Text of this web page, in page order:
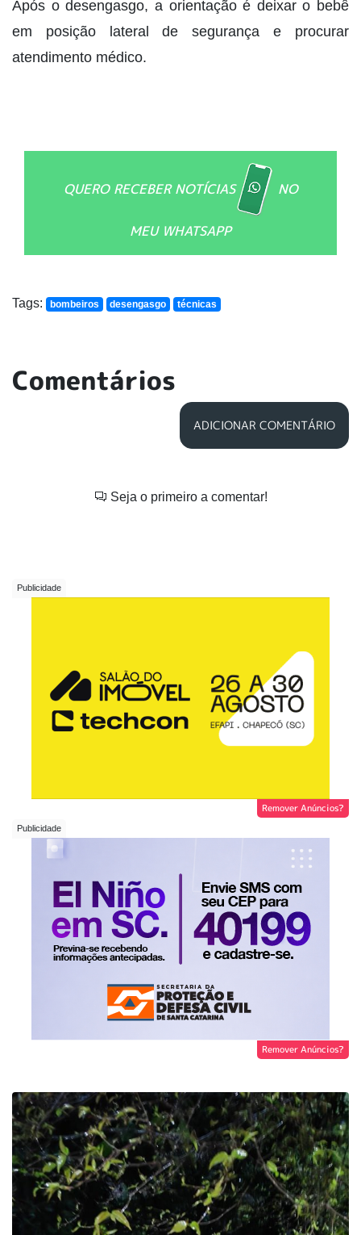
Após o desengasgo, a orientação é deixar o bebê
em posição lateral de segurança e procurar
atendimento médico.
QUERO RECEBER NOTÍCIAS NO
MEU WHATSAPP
Tags: bombeiros desengasgo técnicas
Comentários
ADICIONAR COMENTÁRIO
Seja o primeiro a comentar!
Remover Anúncios?
Remover Anúncios?